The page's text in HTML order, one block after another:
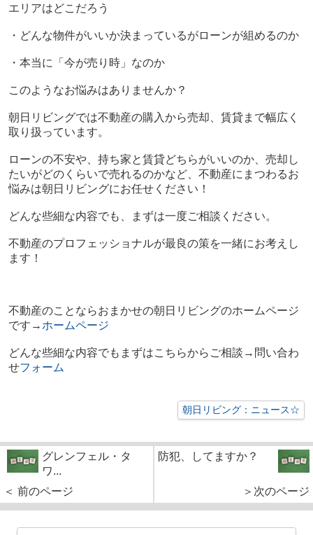
エリアはどこだろう
・どんな物件がいいか決まっているがローンが組めるのか
・本当に「今が売り時」なのか
このようなお悩みはありませんか？
朝日リビングでは不動産の購入から売却、賃貸まで幅広く
取り扱っています。
ローンの不安や、持ち家と賃貸どちらがいいのか、売却し
たいがどのくらいで売れるのかなど、不動産にまつわるお
悩みは朝日リビングにお任せください！
どんな些細な内容でも、まずは一度ご相談ください。
不動産のプロフェッショナルが最良の策を一緒にお考えし
ます！
不動産のこと ならおまかせの朝日リビングのホームページ
です→ ホームページ
どんな些細な内容でもまずはこちらからご相談→問い合わ
せフォーム
朝日リビング：ニュース☆
グレンフェル・タ
ワ...
＜ 前のページ
防犯、してますか？
＞次のページ